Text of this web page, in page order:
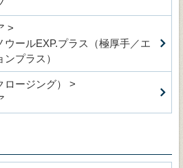
>
ウールEXP.プラス（極厚手／エ
プラス）
ロージング） >